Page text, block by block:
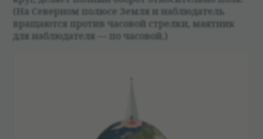
(На Север­ном полюсе Земля и наблю­да­тель
вращаются про­тив часо­вой стрелки, маят­ник
для наблю­да­теля — по часо­вой.)